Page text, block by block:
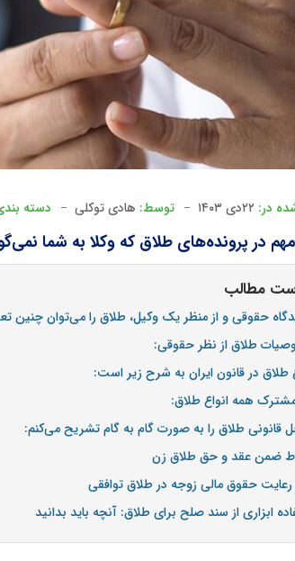
در: ۲۲دی ۱۴۰۳ توسط: هادی توکلی دسته
مطالب
حقوقی و از منظر یک وکیل، طلاق را می‌توان چنین
طلاق از نظر حقوقی:
طلاق در قانون ایران به شرح زیر است:
مشترک همه انواع طلاق:
قانونی طلاق را به صورت گام به گام تشریح می‌کنم:
ضمن عقد و حق طلاق زن
حقوق مالی زوجه در طلاق توافقی
ابزاری از سند صلح برای طلاق: آنچه باید بدانید